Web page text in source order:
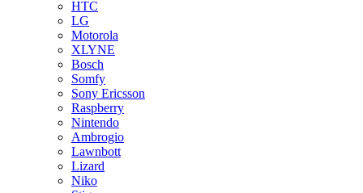
HTC
LG
Motorola
XLYNE
Bosch
Somfy
Sony Ericsson
Raspberry
Nintendo
Ambrogio
Lawnbott
Lizard
Niko